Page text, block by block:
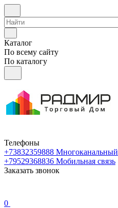
Каталог
По всему сайту
По каталогу
Телефоны
+73832359888 Многоканальный
+79529368836 Мобильная связь
Заказать звонок
0